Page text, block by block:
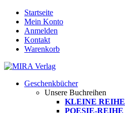
Startseite
Mein Konto
Anmelden
Kontakt
Warenkorb
Geschenkbücher
Unsere Buchreihen
KLEINE REIHE
POESIE-REIHE